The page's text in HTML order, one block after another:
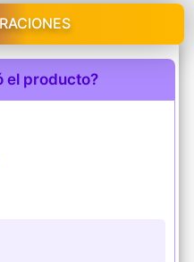
el producto?